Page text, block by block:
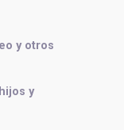
y otros
y